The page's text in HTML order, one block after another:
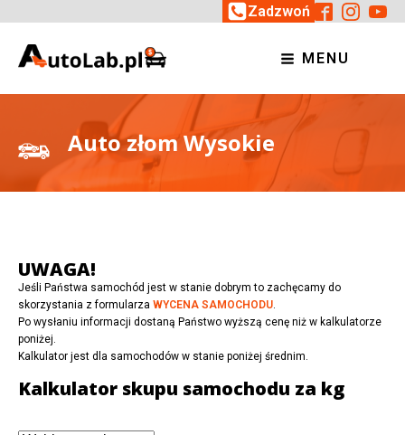
Zadzwoń
MENU
Auto złom Wysokie
UWAGA!
Jeśli Państwa samochód jest w stanie dobrym to zachęcamy do
skorzystania z formularza WYCENA SAMOCHODU.
Po wysłaniu informacji dostaną Państwo wyższą cenę niż w kalkulatorze
poniżej.
Kalkulator jest dla samochodów w stanie poniżej średnim.
Kalkulator skupu samochodu za kg